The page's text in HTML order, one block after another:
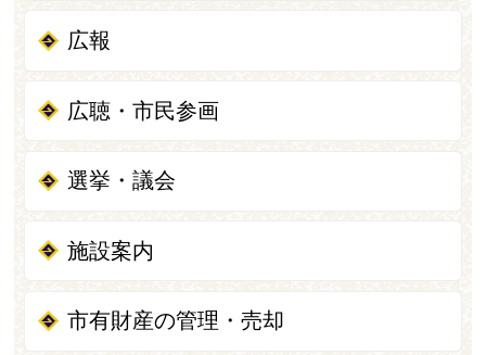
広報
広聴・市民参画
選挙・議会
施設案内
市有財産の管理・売却